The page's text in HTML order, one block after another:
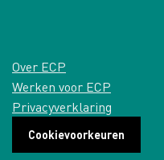
Over ECP
Werken voor ECP
Privacyverklaring
Cookievoorkeuren